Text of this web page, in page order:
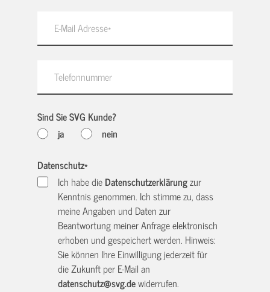
Sind Sie SVG Kunde?
ja
nein
Datenschutz*
Ich habe dieDatenschutzerklärungzur
Kenntnis genommen. Ich stimme zu, dass
meine Angaben und Daten zur
Beantwortung meiner Anfrage elektronisch
erhoben und gespeichert werden. Hinweis:
Sie können Ihre Einwilligung jederzeit für
die Zukunft per E-Mail an
datenschutz@svg.dewiderrufen.